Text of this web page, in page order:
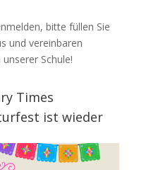
bitte füllen Sie
und vereinbaren
Schule!
Times
ist wieder